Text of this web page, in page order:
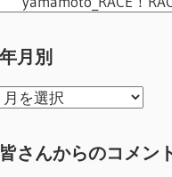
ゴ
ー
年月別
年
別
皆さんからのコメン